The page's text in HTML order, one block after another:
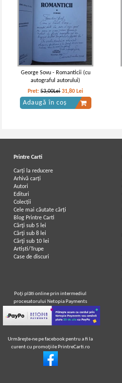
George Sovu - Romanticii (cu
autograful autorului)
Pret:53,00Lei 31,80 Lei
Adaugă în coș
Printre Carti
Carți la reducere
Arhivă carți
Autori
Edituri
Colecții
Cele mai căutate cărți
Blog Printre Carti
Cărţi sub 5 lei
Cărţi sub 8 lei
Cărţi sub 10 lei
Artiști/Trupe
Case de discuri
Poţi plăti online prin intermediul
procesatorului Netopia Payments
Urmăreşte-ne pe facebook pentru a fi la
curent cu promoţiile PrintreCarti.ro